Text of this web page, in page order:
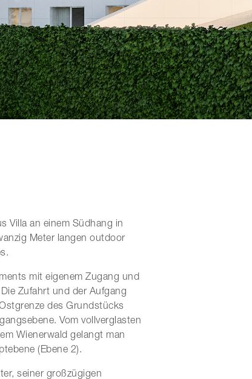
Villa an einem Südhang in
Meter langen outdoor
mit eigenem Zugang und
Zufahrt und der Aufgang
des Grundstücks
Vom vollverglasten
Wienerwald gelangt man
(Ebene 2).
seiner großzügigen